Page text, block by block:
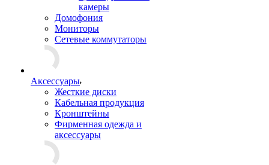
камеры
Домофония
Мониторы
Сетевые коммутаторы
Аксессуары
Жесткие диски
Кабельная продукция
Кронштейны
Фирменная одежда и
аксессуары